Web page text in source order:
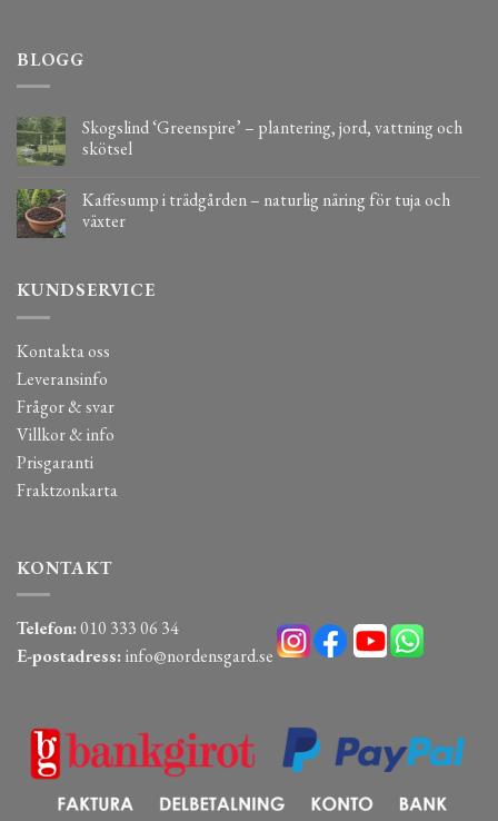
BLOGG
Skogslind ‘Greenspire’ – plantering, jord, vattning och
skötsel
Kaffesump i trädgården – naturlig näring för tuja och
växter
KUNDSERVICE
Kontakta oss
Leveransinfo
Frågor & svar
Villkor & info
Prisgaranti
Fraktzonkarta
KONTAKT
Telefon:010 333 06 34
E-postadress: info@nordensgard.se